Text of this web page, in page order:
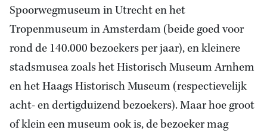
Spoorwegmuseum in Utrecht en het
Tropenmuseum in Amsterdam (beide goed voor
rond de 140.000 bezoekers per jaar), en kleinere
stadsmusea zoals het Historisch Museum Arnhem
en het Haags Historisch Museum (respectievelijk
acht- en dertigduizend bezoekers). Maar hoe groot
of klein een museum ook is, de bezoeker mag